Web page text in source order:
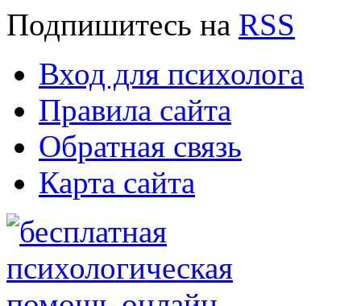
Подпишитесь на RSS
Вход для психолога
Правила сайта
Обратная связь
Карта сайта